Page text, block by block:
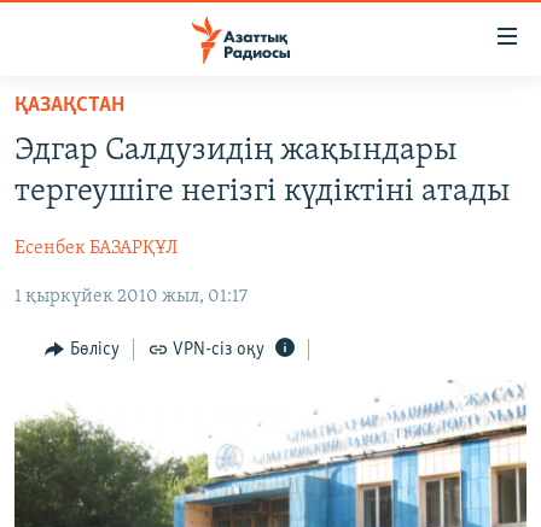
Skip
main
content
to
Navigation
САЯСАТ
AZATTYQTV
ҚАҢТАР ОҚИҒАСЫ
АДАМ ҚҰҚЫҚТАРЫ
ӘЛЕУМЕТ
АРНАЙЫ ЖОБАЛАР
Русский
ҚАЗАҚСТАН
Эдгар Салдузидің жақындары
тергеушіге негізгі күдіктіні атады
Есенбек БАЗАРҚҰЛ
1 қыркүйек 2010 жыл, 01:17
Бөлісу VPN-сіз оқу